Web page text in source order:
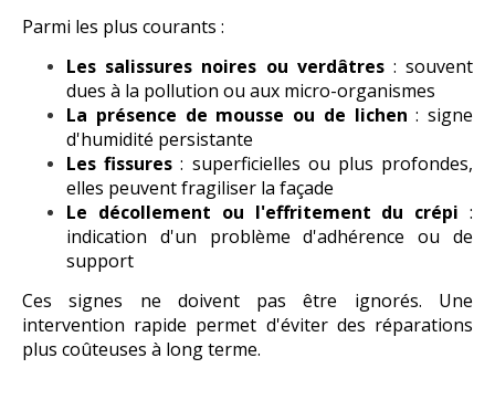
Parmi les plus courants :
Les salissures noires ou verdâtres: souvent
dues à la pollution ou aux micro-organismes
La présence de mousse ou de lichen : signe
d'humidité persistante
Les fissures : superficielles ou plus profondes,
elles peuvent fragiliser la façade
Le décollement ou l'effritement du crépi :
indication d'un problème d'adhérence ou de
support
Ces signes ne doivent pas être ignorés. Une
intervention rapide permet d'éviter des réparations
plus coûteuses à long terme.